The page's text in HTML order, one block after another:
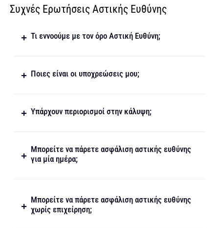
Συχνές Ερωτήσεις Αστικής Ευθύνης
Τι εννοούμε με τον όρο Αστική Ευθύνη;
Ποιες είναι οι υποχρεώσεις μου;
Υπάρχουν περιορισμοί στην κάλυψη;
Μπορείτε να πάρετε ασφάλιση αστικής ευθύνης
για μία ημέρα;
Μπορείτε να πάρετε ασφάλιση αστικής ευθύνης
χωρίς επιχείρηση;